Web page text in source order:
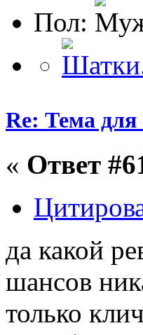
Пол:
Re: Тема для
« Ответ
да какой
шансов
только